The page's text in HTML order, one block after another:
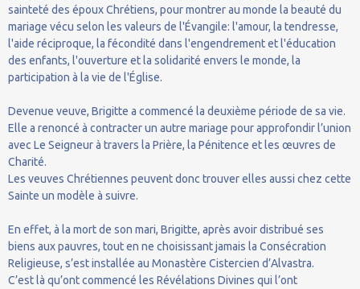
sainteté des époux Chrétiens, pour montrer au monde la beauté du
mariage vécu selon les valeurs de l'Évangile: l'amour, la tendresse,
l'aide réciproque, la fécondité dans l'engendrement et l'éducation
des enfants, l'ouverture et la solidarité envers le monde, la
participation à la vie de l'Église.
Devenue veuve, Brigitte a commencé la deuxième période de sa vie.
Elle a renoncé à contracter un autre mariage pour approfondir l’union
avec Le Seigneur à travers la Prière, la Pénitence et les œuvres de
Charité.
Les veuves Chrétiennes peuvent donc trouver elles aussi chez cette
Sainte un modèle à suivre.
En effet, à la mort de son mari, Brigitte, après avoir distribué ses
biens aux pauvres, tout en ne choisissant jamais la Consécration
Religieuse, s’est installée au Monastère Cistercien d’Alvastra.
C’est là qu’ont commencé les Révélations Divines qui l’ont